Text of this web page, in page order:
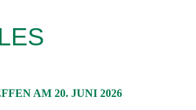
AM 20. JUNI 2026